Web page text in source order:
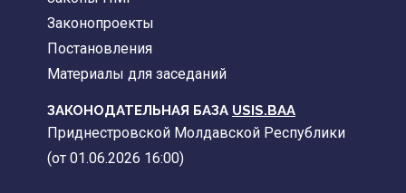
Законопроекты
Постановления
Материалы для заседаний
ЗАКОНОДАТЕЛЬНАЯ БАЗА USIS.BAA
Приднестровской Молдавской Республики
(от 01.06.2026 16:00)